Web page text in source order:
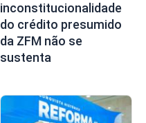
inconstitucionalidade
do crédito presumido
da ZFM não se
sustenta